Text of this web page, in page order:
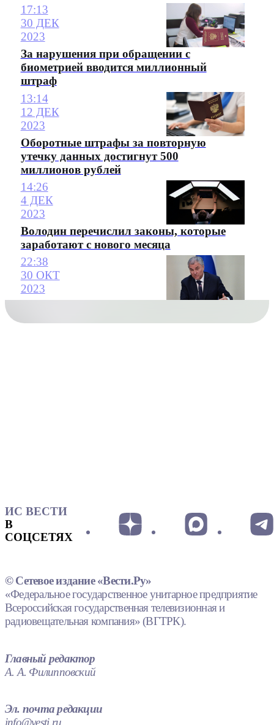
17:13
30 ДЕК
2023
За нарушения при обращении с
биометрией вводится миллионный
штраф
13:14
12 ДЕК
2023
Оборотные штрафы за повторную
утечку данных достигнут 500
миллионов рублей
14:26
4 ДЕК
2023
Володин перечислил законы, которые
заработают с нового месяца
22:38
30 ОКТ
2023
ИС ВЕСТИ
В
СОЦСЕТЯХ
© Сетевое издание «Вести.Ру»
«Федеральное государственное унитарное предприятие
Всероссийская государственная телевизионная и
радиовещательная компания» (ВГТРК).
Главный редактор
А. А. Филипповский
Эл. почта редакции
info@vesti.ru